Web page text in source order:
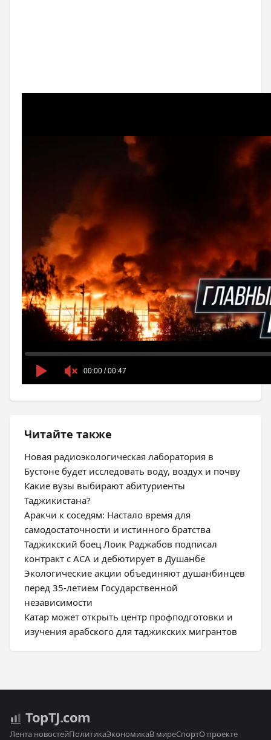
Читайте также
Новая радиоэкологическая лаборатория в
Бустоне будет исследовать воду, воздух и почву
Какие вузы выбирают абитуриенты
Таджикистана?
Аракчи к соседям: Настало время для
самодостаточности и истинного братства
Таджикский боец Лоик Раджабов подписал
контракт с ACA и дебютирует в Душанбе
Экологические акции объединяют душанбинцев
перед 35-летием Государственной
независимости
Катар может открыть центр профподготовки и
изучения арабского для таджикских мигрантов
TopTJ.com
Лента новостейПолитикаЭкономикаВ миреСпортО проекте